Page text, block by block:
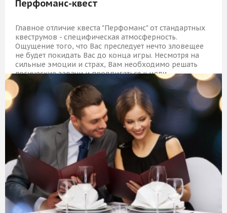
Перфоманс-квест
Главное отличие квеста "Перфоманс" от стандартных
квеструмов - специфическая атмосферность.
Ощущение того, что Вас преследует нечто зловещее
не будет покидать Вас до конца игры. Несмотря на
сильные эмоции и страх, Вам необходимо решать
логические задачи и продвигаться к цели.
КУПИТЬ